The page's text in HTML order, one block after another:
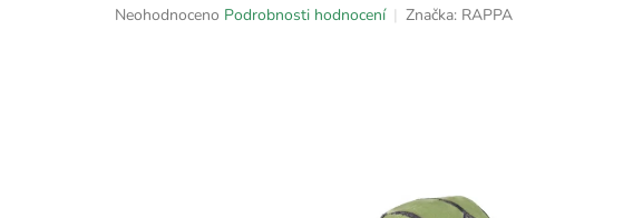
Průměrné
Neohodnoceno Podrobnosti hodnocení Značka: RAPPA